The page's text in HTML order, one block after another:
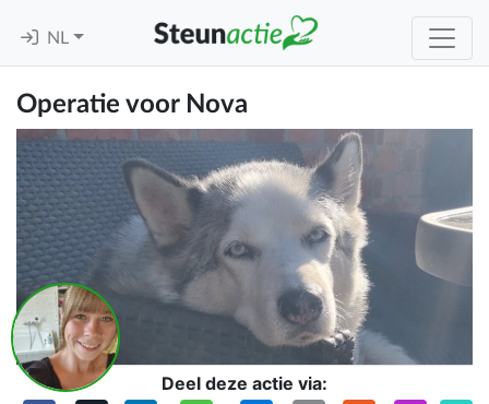
NL
Operatie voor Nova
Deel deze actie via: